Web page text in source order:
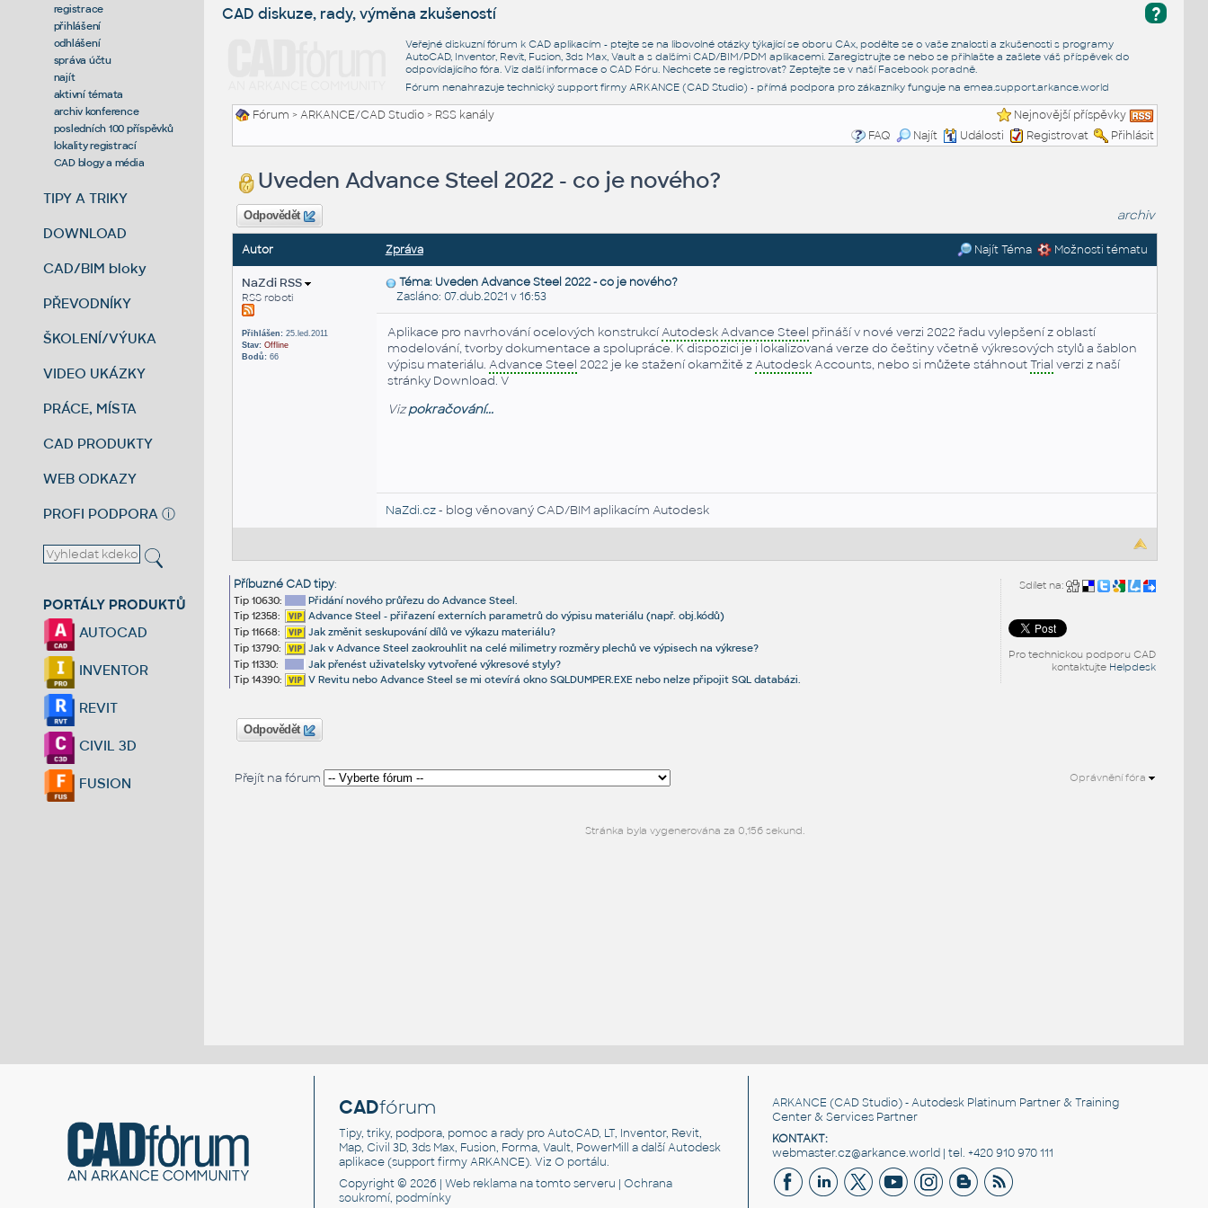
registrace
přihlášení
odhlášení
správa účtu
najít
aktivní témata
archiv konference
posledních 100 příspěvků
lokality registrací
CAD blogy a média
TIPY A TRIKY
DOWNLOAD
CAD/BIM bloky
PŘEVODNÍKY
ŠKOLENÍ/VÝUKA
VIDEO UKÁZKY
PRÁCE, MÍSTA
CAD PRODUKTY
WEB ODKAZY
PROFI PODPORA ⓘ
PORTÁLY PRODUKTŮ
AUTOCAD
INVENTOR
REVIT
CIVIL 3D
FUSION
?
CAD diskuze, rady, výměna zkušeností
Veřejné diskuzní fórum k CAD aplikacím - ptejte se na libovolné otázky týkající se oboru CAx, podělte se o vaše znalosti a zkušenosti s programy
AutoCAD, Inventor, Revit, Fusion, 3ds Max, Vault a s dalšími CAD/BIM/PDM aplikacemi. Zaregistrujte se nebo se přihlašte a zašlete váš příspěvek do
odpovídajícího fóra. Viz další informace o CAD Fóru. Nechcete se registrovat? Zeptejte se v naší Facebook poradně.
Fórum nenahrazuje technický support firmy ARKANCE (CAD Studio) - přímá podpora pro zákazníky funguje na emea.support.arkance.world
Fórum >ARKANCE/CAD Studio> RSS kanály
Nejnovější příspěvky
FAQ
Najít Události Registrovat Přihlásit
Uveden Advance Steel 2022 - co je nového?
Odpovědět archiv
Autor Zpráva Najít Téma Možnosti tématu
NaZdi RSS
RSS roboti
Přihlášen:25.led.2011
Stav: Offline
Bodů:66
Téma: Uveden Advance Steel 2022 - co je nového?
Zasláno: 07.dub.2021 v 16:53
Aplikace pro navrhování ocelových konstrukcíAutodeskAdvance Steel přináší v nové verzi 2022 řadu vylepšení z oblastí
modelování, tvorby dokumentace a spolupráce. K dispozici je i lokalizovaná verze do češtiny včetně výkresových stylů a šablon
výpisu materiálu. Advance Steel 2022 je ke stažení okamžitě zAutodeskAccounts, nebo si můžete stáhnoutTrial verzi z naší
stránky Download. V
Vizpokračování...
NaZdi.cz- blog věnovaný CAD/BIM aplikacím Autodesk
Sdílet na:
Pro technickou podporu CAD
kontaktujte Helpdesk
Příbuzné CAD tipy:
Tip 10630:
Přidání nového průřezu do Advance Steel.
Tip 12358:
Advance Steel - přiřazení externích parametrů do výpisu materiálu (např. obj.kódů)
Tip 11668:
Jak změnit seskupování dílů ve výkazu materiálu?
Tip 13790:
Jak v Advance Steel zaokrouhlit na celé milimetry rozměry plechů ve výpisech na výkrese?
Tip 11330:
Jak přenést uživatelsky vytvořené výkresové styly?
Tip 14390:
V Revitu nebo Advance Steel se mi otevírá okno SQLDUMPER.EXE nebo nelze připojit SQL databázi.
Odpovědět
Přejít na fórum Oprávnění fóra
Stránka byla vygenerována za 0,156 sekund.
CADfórum
Tipy, triky, podpora, pomoc a rady pro AutoCAD, LT, Inventor, Revit,
Map, Civil 3D, 3ds Max, Fusion, Forma, Vault, PowerMill a další Autodesk
aplikace (support firmy ARKANCE). VizO portálu.
Copyright © 2026 |Web reklama na tomto serveru |Ochrana
soukromí, podmínky
ARKANCE (CAD Studio) - Autodesk Platinum Partner & Training
Center & Services Partner
KONTAKT:
webmaster.cz@arkance.world | tel. +420 910 970 111